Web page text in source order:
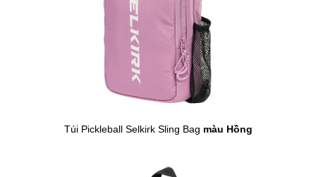
Túi Pickleball Selkirk Sling Bag màu Hồng